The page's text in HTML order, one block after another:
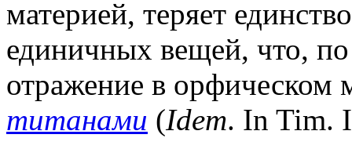
материей, теряет
единичных вещей, что,
отражение в орфическом
титанами (Idem. In Tim.